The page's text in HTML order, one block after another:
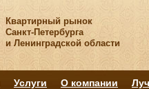
Квартирный рынок
Санкт-Петербурга
и Ленинградской области
Услуги О компании